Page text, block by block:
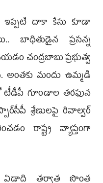
దాకా కేసు కూడా
బాధితుడైన ప్రసన్న
చంద్రబాబు ప్రభుత్వ
మందు ఉమ్మడి
టీడీపీ గూండాల తరఫున
శ్రేణులపై రివాల్వర్‌
రాష్ట్ర వ్యాప్తంగా